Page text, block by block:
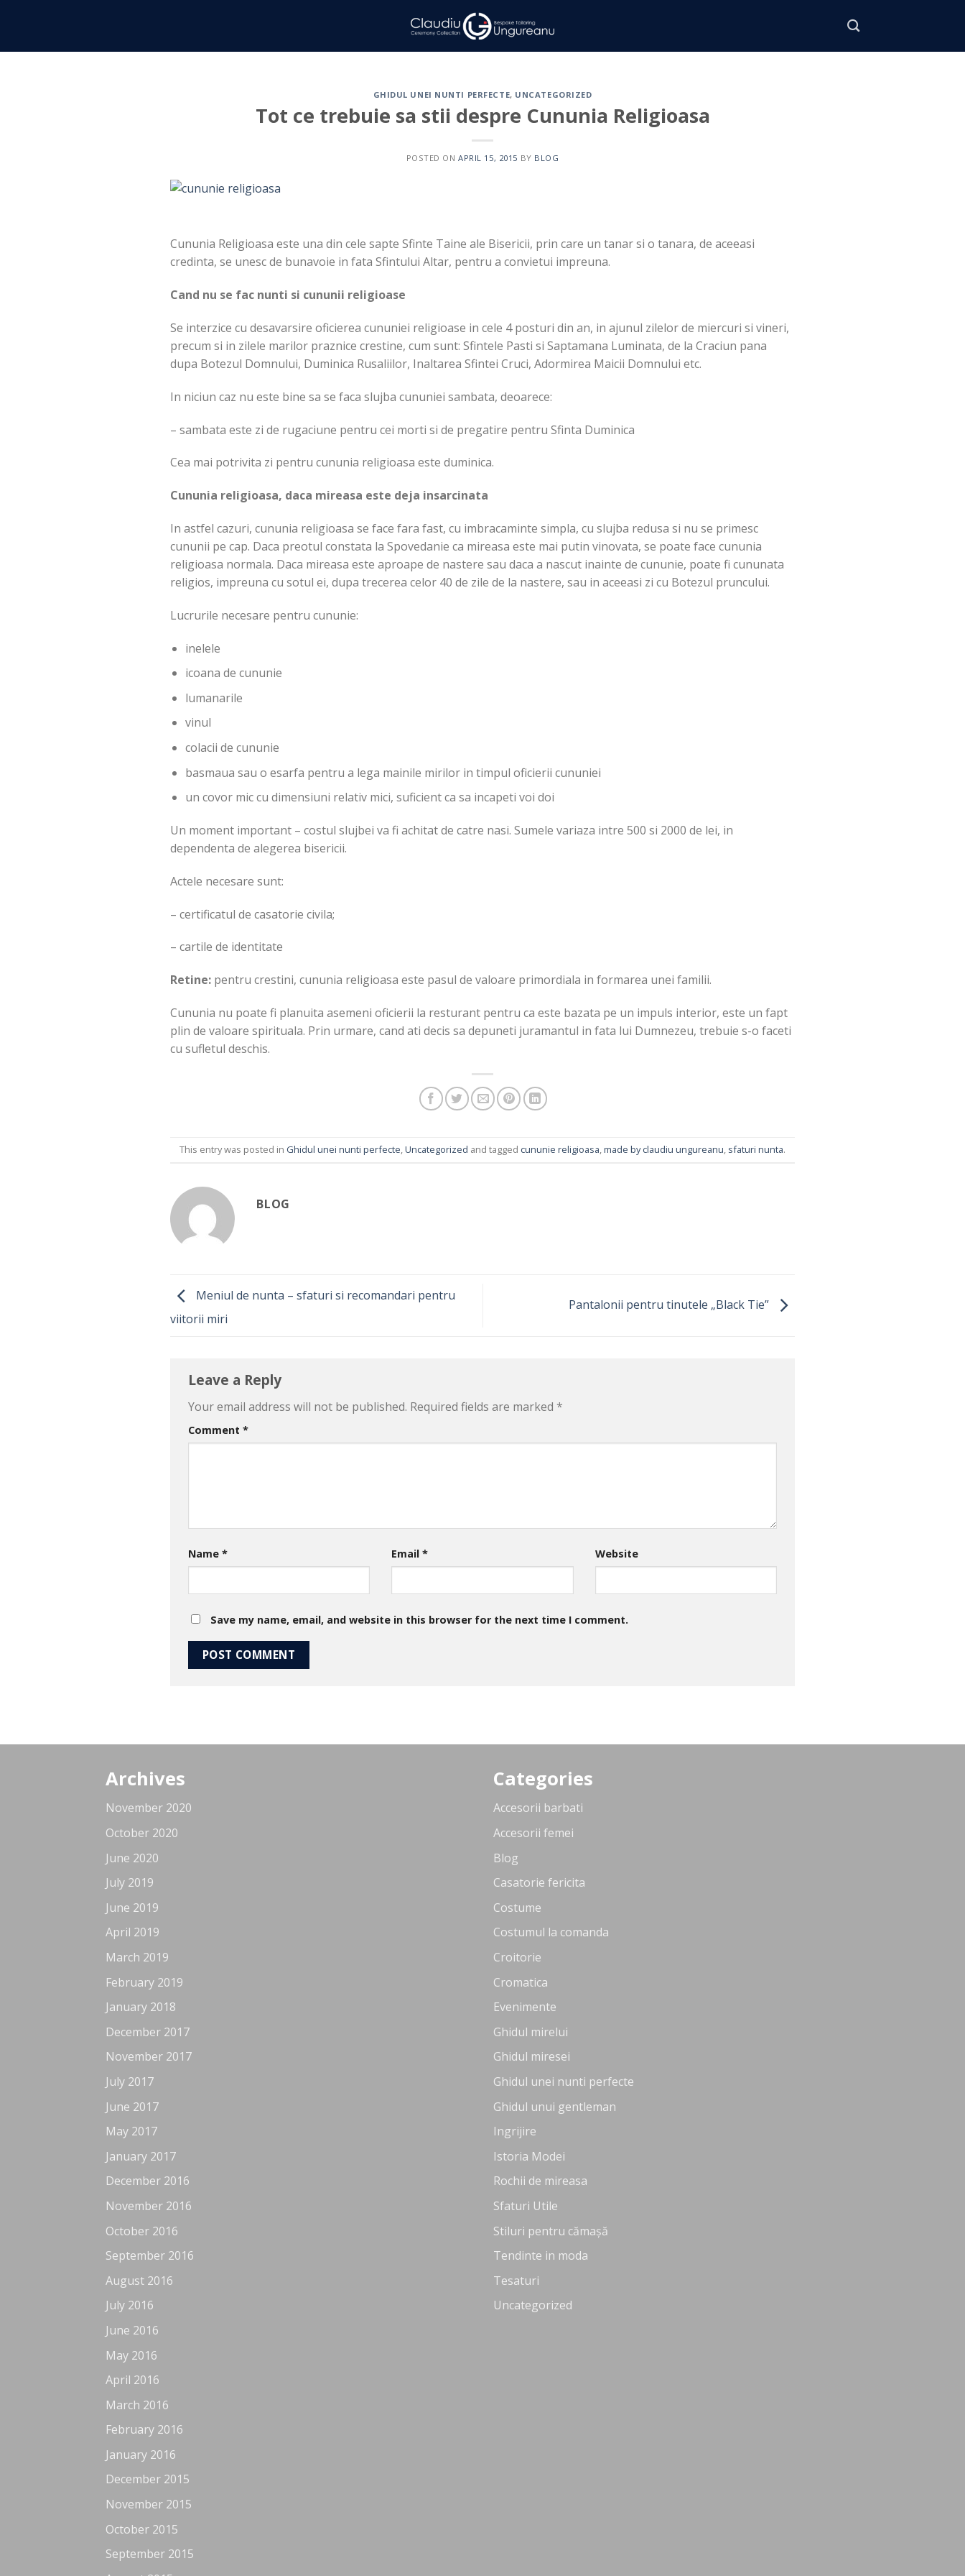
GHIDUL UNEI NUNTI PERFECTE, UNCATEGORIZED
Tot ce trebuie sa stii despre Cununia Religioasa
POSTED ONAPRIL 15, 2015 BY BLOG
Cununia Religioasa este una din cele sapte Sfinte Taine ale Bisericii, prin care un tanar si o tanara, de aceeasi
credinta, se unesc de bunavoie in fata Sfintului Altar, pentru a convietui impreuna.
Cand nu se fac nunti si cununii religioase
Se interzice cu desavarsire oficierea cununiei religioase in cele 4 posturi din an, in ajunul zilelor de miercuri si vineri,
precum si in zilele marilor praznice crestine, cum sunt: Sfintele Pasti si Saptamana Luminata, de la Craciun pana
dupa Botezul Domnului, Duminica Rusaliilor, Inaltarea Sfintei Cruci, Adormirea Maicii Domnului etc.
In niciun caz nu este bine sa se faca slujba cununiei sambata, deoarece:
– sambata este zi de rugaciune pentru cei morti si de pregatire pentru Sfinta Duminica
Cea mai potrivita zi pentru cununia religioasa este duminica.
Cununia religioasa, daca mireasa este deja insarcinata
In astfel cazuri, cununia religioasa se face fara fast, cu imbracaminte simpla, cu slujba redusa si nu se primesc
cununii pe cap. Daca preotul constata la Spovedanie ca mireasa este mai putin vinovata, se poate face cununia
religioasa normala. Daca mireasa este aproape de nastere sau daca a nascut inainte de cununie, poate fi cununata
religios, impreuna cu sotul ei, dupa trecerea celor 40 de zile de la nastere, sau in aceeasi zi cu Botezul pruncului.
Lucrurile necesare pentru cununie:
inelele
icoana de cununie
lumanarile
vinul
colacii de cununie
basmaua sau o esarfa pentru a lega mainile mirilor in timpul oficierii cununiei
un covor mic cu dimensiuni relativ mici, suficient ca sa incapeti voi doi
Un moment important – costul slujbei va fi achitat de catre nasi. Sumele variaza intre 500 si 2000 de lei, in
dependenta de alegerea bisericii.
Actele necesare sunt:
– certificatul de casatorie civila;
– cartile de identitate
Retine: pentru crestini, cununia religioasa este pasul de valoare primordiala in formarea unei familii.
Cununia nu poate fi planuita asemeni oficierii la resturant pentru ca este bazata pe un impuls interior, este un fapt
plin de valoare spirituala. Prin urmare, cand ati decis sa depuneti juramantul in fata lui Dumnezeu, trebuie s-o faceti
cu sufletul deschis.
This entry was posted in Ghidul unei nunti perfecte,Uncategorized and tagged cununie religioasa,made by claudiu ungureanu, sfaturi nunta.
BLOG
Meniul de nunta – sfaturi si recomandari pentru
viitorii miri
Pantalonii pentru tinutele „Black Tie”
Leave a Reply
Your email address will not be published. Required fields are marked *
Comment *
Name * Email* Website
Save my name, email, and website in this browser for the next time I comment.
Archives
November 2020
October 2020
June 2020
July 2019
June 2019
April 2019
March 2019
February 2019
January 2018
December 2017
November 2017
July 2017
June 2017
May 2017
January 2017
December 2016
November 2016
October 2016
September 2016
August 2016
July 2016
June 2016
May 2016
April 2016
March 2016
February 2016
January 2016
December 2015
November 2015
October 2015
September 2015
Categories
Accesorii barbati
Accesorii femei
Blog
Casatorie fericita
Costume
Costumul la comanda
Croitorie
Cromatica
Evenimente
Ghidul mirelui
Ghidul miresei
Ghidul unei nunti perfecte
Ghidul unui gentleman
Ingrijire
Istoria Modei
Rochii de mireasa
Sfaturi Utile
Stiluri pentru cămașă
Tendinte in moda
Tesaturi
Uncategorized